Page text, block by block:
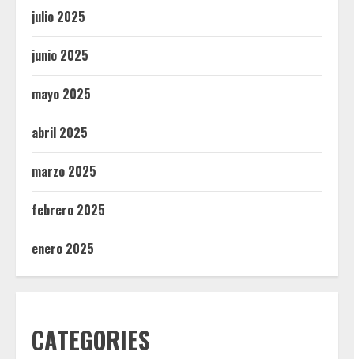
julio 2025
junio 2025
mayo 2025
abril 2025
marzo 2025
febrero 2025
enero 2025
CATEGORIES